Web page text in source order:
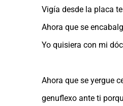
Vigía desde la placa
Ahora que se
Yo quisiera con mi
Ahora que se yergue
genuflexo ante ti